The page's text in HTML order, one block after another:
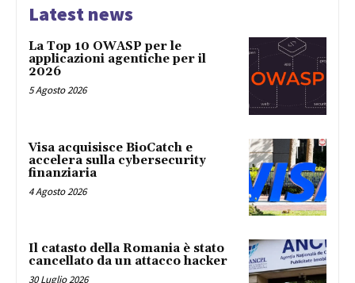
Latest news
La Top 10 OWASP per le
applicazioni agentiche per il
2026
5 Agosto 2026
Visa acquisisce BioCatch e
accelera sulla cybersecurity
finanziaria
4 Agosto 2026
Il catasto della Romania è stato
cancellato da un attacco hacker
30 Luglio 2026